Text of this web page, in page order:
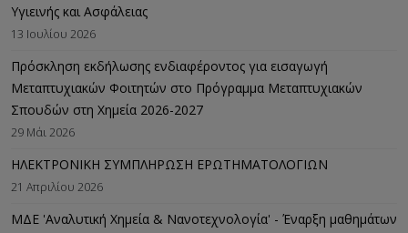
Υγιεινής και Ασφάλειας
13 Ιουλίου 2026
Πρόσκληση εκδήλωσης ενδιαφέροντος για εισαγωγή
Μεταπτυχιακών Φοιτητών στο Πρόγραμμα Μεταπτυχιακών
Σπουδών στη Χημεία 2026-2027
29 Μάι 2026
ΗΛΕΚΤΡΟΝΙΚΗ ΣΥΜΠΛΗΡΩΣΗ ΕΡΩΤΗΜΑΤΟΛΟΓΙΩΝ
21 Απριλίου 2026
ΜΔΕ 'Αναλυτική Χημεία & Νανοτεχνολογία' - Έναρξη μαθημάτων